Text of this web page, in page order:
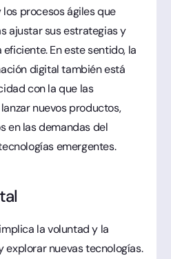
procesos ágiles que
ajustar sus estrategias y
En este sentido, la
digital también está
con la que las
nuevos productos,
en las demandas del
emergentes.
la voluntad y la
nuevas tecnologías.